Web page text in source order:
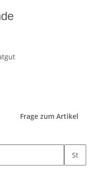
Frage zum Artikel
St